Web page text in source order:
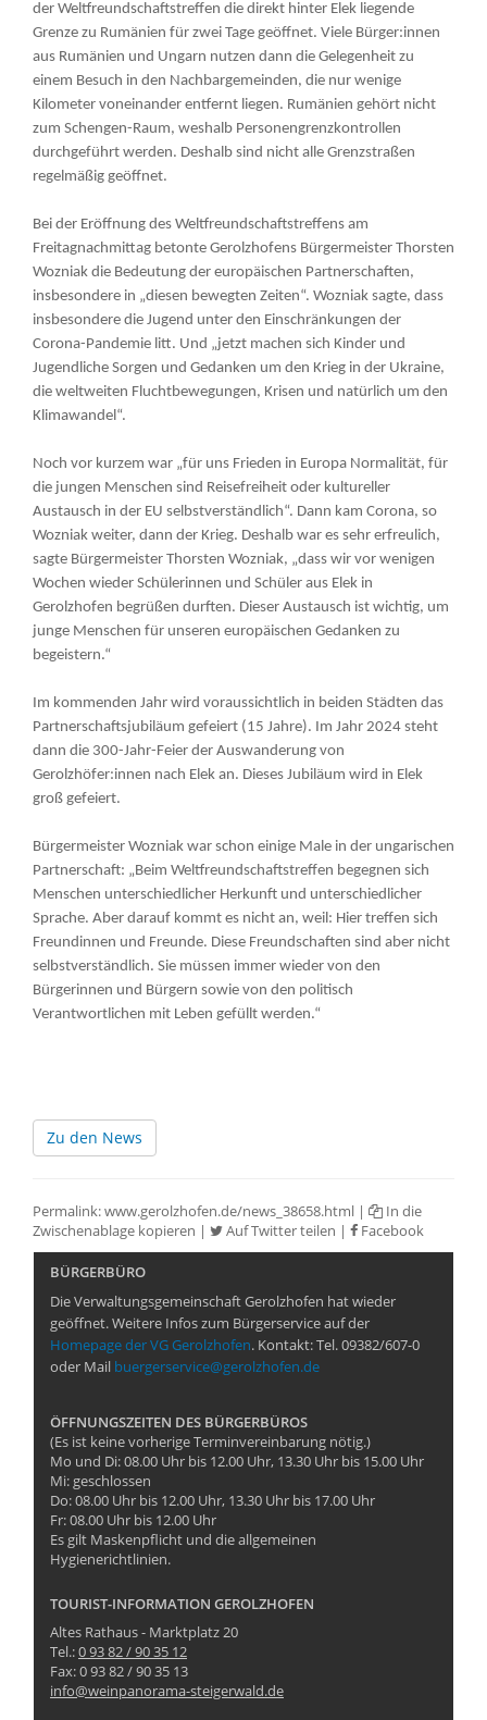
der Weltfreundschaftstreffen die direkt hinter Elek liegende
Grenze zu Rumänien für zwei Tage geöffnet. Viele Bürger:innen
aus Rumänien und Ungarn nutzen dann die Gelegenheit zu
einem Besuch in den Nachbargemeinden, die nur wenige
Kilometer voneinander entfernt liegen. Rumänien gehört nicht
zum Schengen-Raum, weshalb Personengrenzkontrollen
durchgeführt werden. Deshalb sind nicht alle Grenzstraßen
regelmäßig geöffnet.
Bei der Eröffnung des Weltfreundschaftstreffens am
Freitagnachmittag betonte Gerolzhofens Bürgermeister Thorsten
Wozniak die Bedeutung der europäischen Partnerschaften,
insbesondere in „diesen bewegten Zeiten“. Wozniak sagte, dass
insbesondere die Jugend unter den Einschränkungen der
Corona-Pandemie litt. Und „jetzt machen sich Kinder und
Jugendliche Sorgen und Gedanken um den Krieg in der Ukraine,
die weltweiten Fluchtbewegungen, Krisen und natürlich um den
Klimawandel“.
Noch vor kurzem war „für uns Frieden in Europa Normalität, für
die jungen Menschen sind Reisefreiheit oder kultureller
Austausch in der EU selbstverständlich“. Dann kam Corona, so
Wozniak weiter, dann der Krieg. Deshalb war es sehr erfreulich,
sagte Bürgermeister Thorsten Wozniak, „dass wir vor wenigen
Wochen wieder Schülerinnen und Schüler aus Elek in
Gerolzhofen begrüßen durften. Dieser Austausch ist wichtig, um
junge Menschen für unseren europäischen Gedanken zu
begeistern.“
Im kommenden Jahr wird voraussichtlich in beiden Städten das
Partnerschaftsjubiläum gefeiert (15 Jahre). Im Jahr 2024 steht
dann die 300-Jahr-Feier der Auswanderung von
Gerolzhöfer:innen nach Elek an. Dieses Jubiläum wird in Elek
groß gefeiert.
Bürgermeister Wozniak war schon einige Male in der ungarischen
Partnerschaft: „Beim Weltfreundschaftstreffen begegnen sich
Menschen unterschiedlicher Herkunft und unterschiedlicher
Sprache. Aber darauf kommt es nicht an, weil: Hier treffen sich
Freundinnen und Freunde. Diese Freundschaften sind aber nicht
selbstverständlich. Sie müssen immer wieder von den
Bürgerinnen und Bürgern sowie von den politisch
Verantwortlichen mit Leben gefüllt werden.“
Zu den News
Permalink:www.gerolzhofen.de/news_38658.html |
In die
Zwischenablage kopieren | Auf Twitter teilen | Facebook
BÜRGERBÜRO
Die Verwaltungsgemeinschaft Gerolzhofen hat wieder
geöffnet. Weitere Infos zum Bürgerservice auf der
Homepage der VG Gerolzhofen. Kontakt: Tel. 09382/607-0
oder Mail buergerservice@gerolzhofen.de
ÖFFNUNGSZEITEN DES BÜRGERBÜROS
(Es ist keine vorherige Terminvereinbarung nötig.)
Mo und Di: 08.00 Uhr bis 12.00 Uhr, 13.30 Uhr bis 15.00 Uhr
Mi: geschlossen
Do: 08.00 Uhr bis 12.00 Uhr, 13.30 Uhr bis 17.00 Uhr
Fr: 08.00 Uhr bis 12.00 Uhr
Es gilt Maskenpflicht und die allgemeinen
Hygienerichtlinien.
TOURIST-INFORMATION GEROLZHOFEN
Altes Rathaus - Marktplatz 20
Tel.:0 93 82 / 90 35 12
Fax: 0 93 82 / 90 35 13
info@weinpanorama-steigerwald.de